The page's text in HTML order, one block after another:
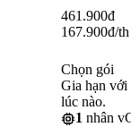
461.900đ
167.900đ/th
Chọn gói
Gia hạn với
lúc nào.
1 nhân